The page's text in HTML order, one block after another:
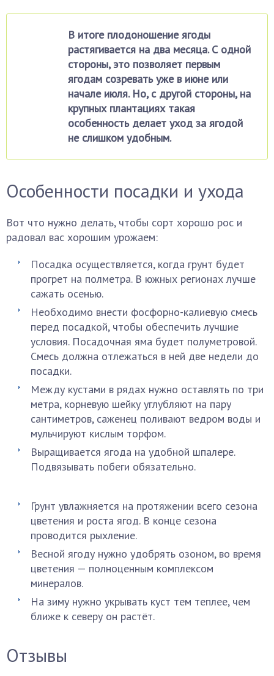
В итоге плодоношение ягоды
растягивается на два месяца. С одной
стороны, это позволяет первым
ягодам созревать уже в июне или
начале июля. Но, с другой стороны, на
крупных плантациях такая
особенность делает уход за ягодой
не слишком удобным.
Особенности посадки и ухода
Вот что нужно делать, чтобы сорт хорошо рос и
радовал вас хорошим урожаем:
Посадка осуществляется, когда грунт будет
прогрет на полметра. В южных регионах лучше
сажать осенью.
Необходимо внести фосфорно-калиевую смесь
перед посадкой, чтобы обеспечить лучшие
условия. Посадочная яма будет полуметровой.
Смесь должна отлежаться в ней две недели до
посадки.
Между кустами в рядах нужно оставлять по три
метра, корневую шейку углубляют на пару
сантиметров, саженец поливают ведром воды и
мульчируют кислым торфом.
Выращивается ягода на удобной шпалере.
Подвязывать побеги обязательно.
Грунт увлажняется на протяжении всего сезона
цветения и роста ягод. В конце сезона
проводится рыхление.
Весной ягоду нужно удобрять озоном, во время
цветения — полноценным комплексом
минералов.
На зиму нужно укрывать куст тем теплее, чем
ближе к северу он растёт.
Отзывы